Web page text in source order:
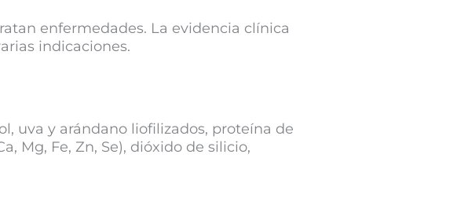
enfermedades. La evidencia clínica
indicaciones.
uva y arándano liofilizados, proteína de
Mg, Fe, Zn, Se), dióxido de silicio,